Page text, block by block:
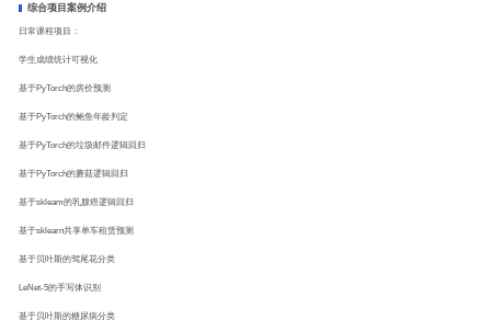
综合项目案例介绍
日常课程项目：
学生成绩统计可视化
基于PyTorch的房价预测
基于PyTorch的鲍鱼年龄判定
基于PyTorch的垃圾邮件逻辑回归
基于PyTorch的蘑菇逻辑回归
基于skleam的乳腺癌逻辑回归
基于sklearn共享单车租赁预测
基于贝叶斯的驾尾花分类
LeNet-5的手写体识别
基于贝叶斯的糖尿病分类